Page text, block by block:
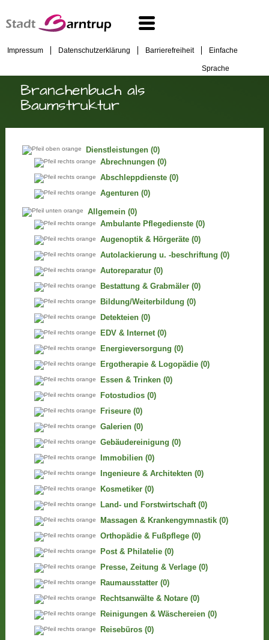
Impressum Datenschutzerklärung Barrierefreiheit Einfache
Sprache
Branchenbuch als
Baumstruktur
Dienstleistungen (0)
Abrechnungen (0)
Abschleppdienste (0)
Agenturen (0)
Allgemein (0)
Ambulante Pflegedienste (0)
Augenoptik & Hörgeräte (0)
Autolackierung u. -beschriftung (0)
Autoreparatur (0)
Bestattung & Grabmäler (0)
Bildung/Weiterbildung (0)
Detekteien (0)
EDV & Internet (0)
Energieversorgung (0)
Ergotherapie & Logopädie (0)
Essen & Trinken (0)
Fotostudios (0)
Friseure (0)
Galerien (0)
Gebäudereinigung (0)
Immobilien (0)
Ingenieure & Architekten (0)
Kosmetiker (0)
Land- und Forstwirtschaft (0)
Massagen & Krankengymnastik (0)
Orthopädie & Fußpflege (0)
Post & Philatelie (0)
Presse, Zeitung & Verlage (0)
Raumausstatter (0)
Rechtsanwälte & Notare (0)
Reinigungen & Wäschereien (0)
Reisebüros (0)